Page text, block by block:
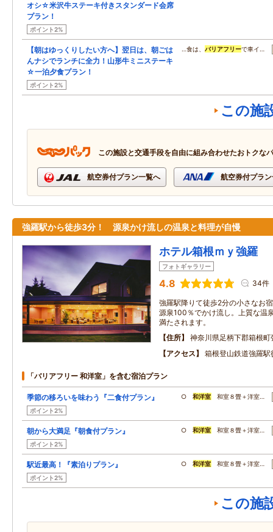
オシ☆米沢牛ステーキ付きスタンダード会席
プラン！
ポイント2%
【朝はゆっくりしたい方へ】翌日は、朝ごは
んナシでランチに全力！山形牛ミニステーキ
☆一泊夕食プラン！
ポイント2%
…食は、 バリアフリーで車イ…
この施
この施設と交通手段を自由に組み合わせたおトクな
航空券付プラン一覧へ 航空券付プラ
強羅駅から徒歩3分！ 源泉かけ流しの温泉と料理が自慢
ホテル箱根ｍｙ強羅
フォトギャラリー
4.8 34件
強羅駅降りて徒歩2分の小さなお
源泉100％でかけ流し。上質な温
満たされます。
住所
神奈川県足柄下郡箱根町
アクセス
箱根登山鉄道強羅
「バリアフリー 和洋室」を含む宿泊プラン
季節の移ろいを味わう『二食付プラン』
ポイント2%
○和洋室 和室８畳＋洋室…
朝から大満足『朝食付プラン』
ポイント2%
○和洋室 和室８畳＋洋室…
駅近最高！『素泊りプラン』
ポイント2%
○和洋室 和室８畳＋洋室…
この施